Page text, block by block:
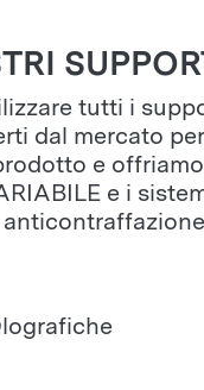
tutti i
dal mercato
e
e i